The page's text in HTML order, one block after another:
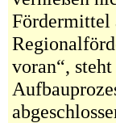
Fördermittel
voran“,